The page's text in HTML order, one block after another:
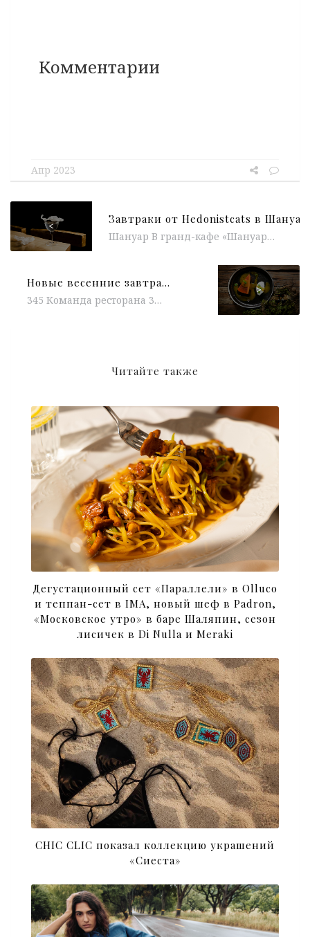
Комментарии
Апр 2023
<
Шануар В гранд-кафе «Шануар» запустили завтраки во французском стиле. По этому случаю в ресторане стартует коллаборация le petit dejeuner Hedonistcats X...
Новые весенние завтраки в Москве. Часть 2
345 Команда ресторана 345 обновила меню завтраков. Во многие блюда добавили классические итальянские ингредиенты, такие как: трюфель, страчателла и мортаделла....
>
Читайте также
Дегустационный сет «Параллели» в Olluco
и теппан-сет в IMA, новый шеф в Padron,
«Московское утро» в баре Шаляпин, сезон
лисичек в Di Nulla и Meraki
CHIC CLIC показал коллекцию украшений
«Сиеста»